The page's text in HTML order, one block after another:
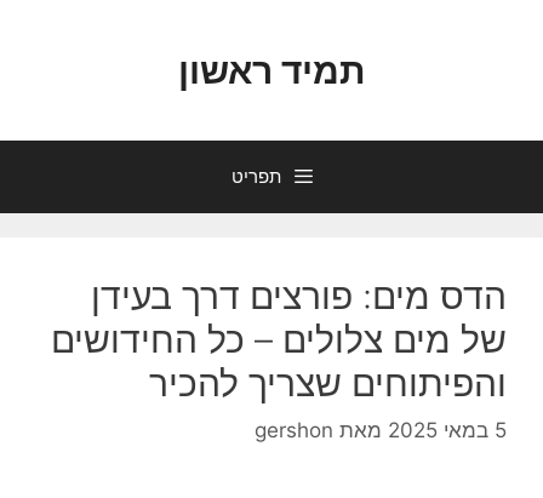
תמיד ראשון
תפריט
הדס מים: פורצים דרך בעידן
של מים צלולים – כל החידושים
והפיתוחים שצריך להכיר
5 במאי 2025 מאת gershon